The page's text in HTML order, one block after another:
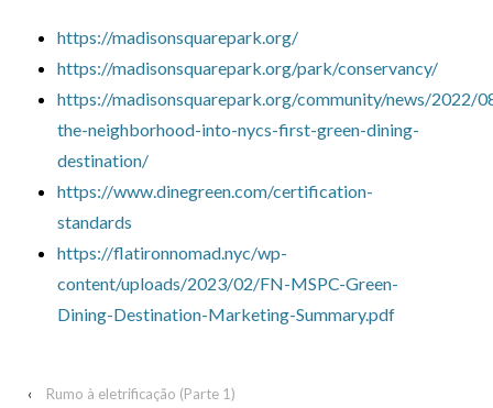
https://madisonsquarepark.org/
https://madisonsquarepark.org/park/conservancy/
https://madisonsquarepark.org/community/news/2022/
the-neighborhood-into-nycs-first-green-dining-
destination/
https://www.dinegreen.com/certification-
standards
https://flatironnomad.nyc/wp-
content/uploads/2023/02/FN-MSPC-Green-
Dining-Destination-Marketing-Summary.pdf
‹
Rumo à eletrificação (Parte 1)